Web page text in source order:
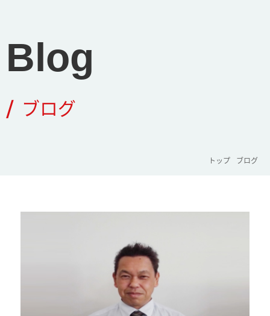
Blog
/ ブログ
トップ ブログ